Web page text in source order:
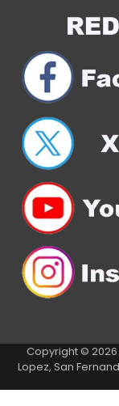
Copyright © 2026
Lopez, San